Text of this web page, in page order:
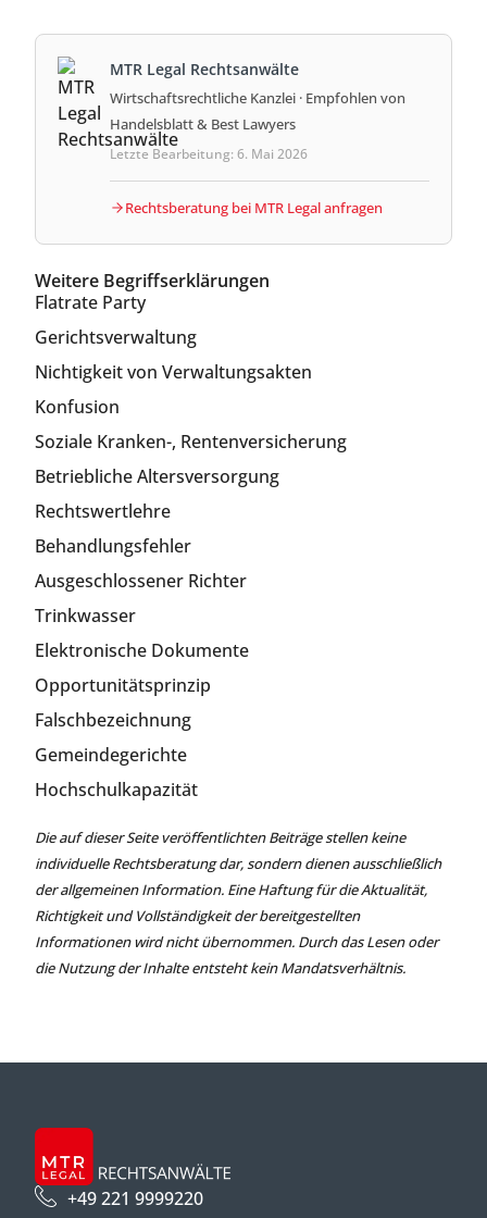
MTR Legal Rechtsanwälte
Wirtschaftsrechtliche Kanzlei · Empfohlen von
Handelsblatt & Best Lawyers
Letzte Bearbeitung: 6. Mai 2026
Rechtsberatung bei MTR Legal anfragen
Weitere Begriffserklärungen
Flatrate Party
Gerichtsverwaltung
Nichtigkeit von Verwaltungsakten
Konfusion
Soziale Kranken-, Rentenversicherung
Betriebliche Altersversorgung
Rechtswertlehre
Behandlungsfehler
Ausgeschlossener Richter
Trinkwasser
Elektronische Dokumente
Opportunitätsprinzip
Falschbezeichnung
Gemeindegerichte
Hochschulkapazität
Die auf dieser Seite veröffentlichten Beiträge stellen keine
individuelle Rechtsberatung dar, sondern dienen ausschließlich
der allgemeinen Information. Eine Haftung für die Aktualität,
Richtigkeit und Vollständigkeit der bereitgestellten
Informationen wird nicht übernommen. Durch das Lesen oder
die Nutzung der Inhalte entsteht kein Mandatsverhältnis.
+49 221 9999220